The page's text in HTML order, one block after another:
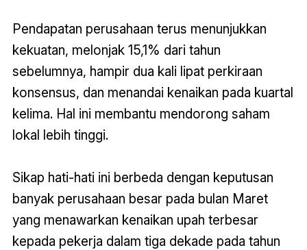
Pendapatan perusahaan terus menunjukkan
kekuatan, melonjak 15,1% dari tahun
sebelumnya, hampir dua kali lipat perkiraan
konsensus, dan menandai kenaikan pada kuartal
kelima. Hal ini membantu mendorong saham
lokal lebih tinggi.
Sikap hati-hati ini berbeda dengan keputusan
banyak perusahaan besar pada bulan Maret
yang menawarkan kenaikan upah terbesar
kepada pekerja dalam tiga dekade pada tahun